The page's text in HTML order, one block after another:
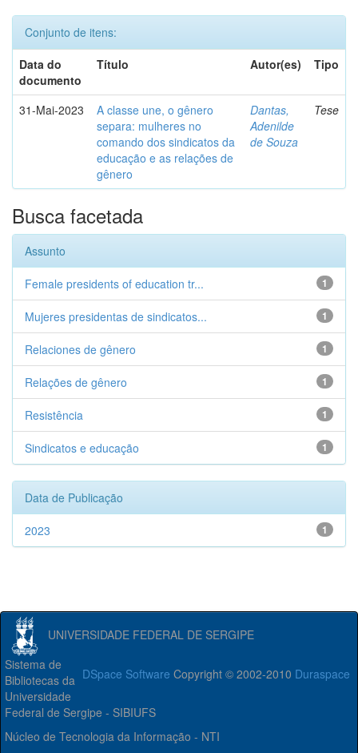
Conjunto de itens:
Data do
documento
Título Autor(es) Tipo
31-Mai-2023
A classe une, o gênero
separa: mulheres no
comando dos sindicatos da
educação e as relações de
gênero
Dantas,
Adenilde
de Souza
Tese
Busca facetada
Assunto
1
Female presidents of education tr...
1
Mujeres presidentas de sindicatos...
1
Relaciones de gênero
1
Relações de gênero
1
Resistência
1
Sindicatos e educação
Data de Publicação
1
2023
UNIVERSIDADE FEDERAL DE SERGIPE
DSpace Software Copyright © 2002-2010 Duraspace
Sistema de
Bibliotecas da
Universidade
Federal de Sergipe - SIBIUFS
Núcleo de Tecnologia da Informação - NTI